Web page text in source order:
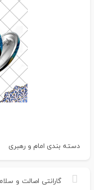
دسته بندی امام و رهبری
گارانتی اصالت و